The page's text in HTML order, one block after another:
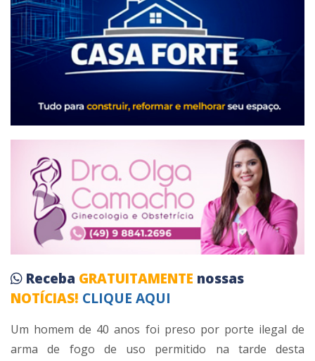
Receba GRATUITAMENTE nossas
NOTÍCIAS! CLIQUE AQUI
Um homem de 40 anos foi preso por porte ilegal de
arma de fogo de uso permitido na tarde desta